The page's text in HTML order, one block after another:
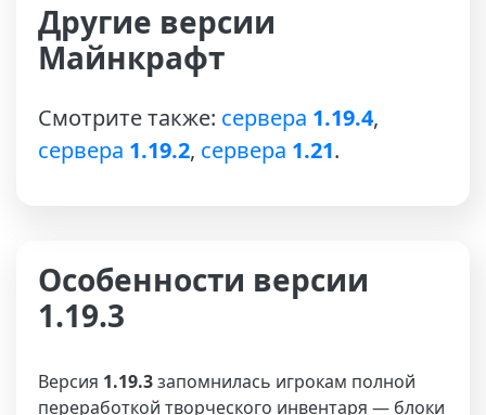
Другие версии
Майнкрафт
Смотрите также: сервера 1.19.4,
сервера 1.19.2, сервера 1.21.
Особенности версии
1.19.3
Версия 1.19.3запомнилась игрокам полной
переработкой творческого инвентаря — блоки